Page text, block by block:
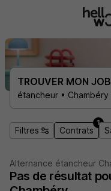
TROUVER MON JOB
étancheur •
Filtres Contrats
1
Alternance étancheur
Pas de résultat